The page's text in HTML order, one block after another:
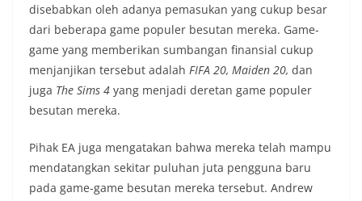
disebabkan oleh adanya pemasukan yang cukup besar
dari beberapa game populer besutan mereka. Game-
game yang memberikan sumbangan finansial cukup
menjanjikan tersebut adalah FIFA 20, Maiden 20, dan
juga The Sims 4 yang menjadi deretan game populer
besutan mereka.
Pihak EA juga mengatakan bahwa mereka telah mampu
mendatangkan sekitar puluhan juta pengguna baru
pada game-game besutan mereka tersebut. Andrew